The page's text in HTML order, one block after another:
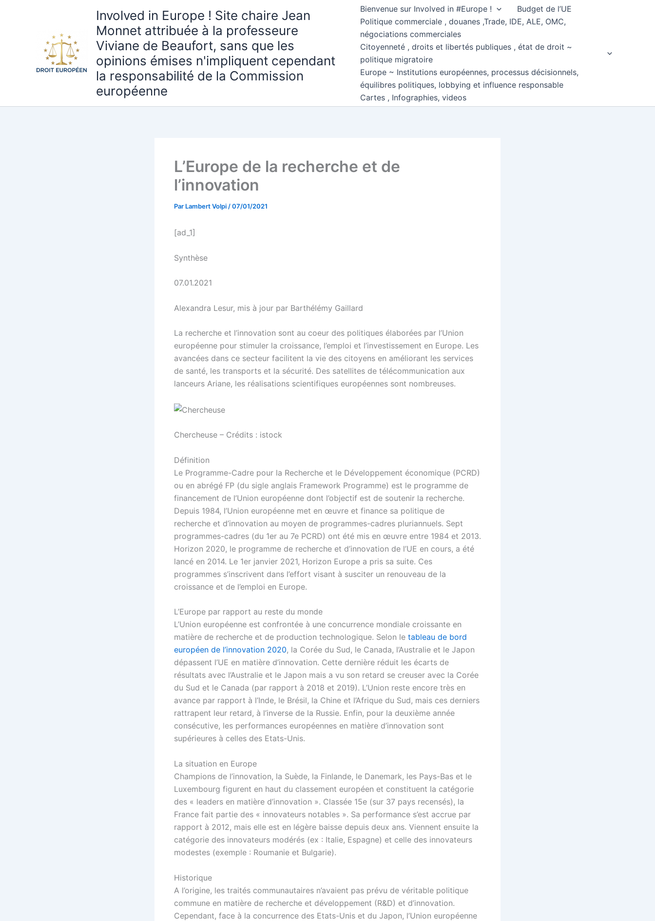
Involved in Europe ! Site chaire Jean
Monnet attribuée à la professeure
Viviane de Beaufort, sans que les
opinions émises n'impliquent cependant
la responsabilité de la Commission
européenne
Bienvenue sur Involved in #Europe !
Budget de l’UE
Politique commerciale , douanes ,Trade, IDE, ALE, OMC,
négociations commerciales
Citoyenneté , droits et libertés publiques , état de droit ~
politique migratoire
Europe ~ Institutions européennes, processus décisionnels,
équilibres politiques, lobbying et influence responsable
Cartes , Infographies, videos
L’Europe de la recherche et de
l’innovation
Par Lambert Volpi /07/01/2021
[ad_1]
Synthèse
07.01.2021
Alexandra Lesur, mis à jour par Barthélémy Gaillard
La recherche et l’innovation sont au coeur des politiques élaborées par l’Union
européenne pour stimuler la croissance, l’emploi et l’investissement en Europe. Les
avancées dans ce secteur facilitent la vie des citoyens en améliorant les services
de santé, les transports et la sécurité. Des satellites de télécommunication aux
lanceurs Ariane, les réalisations scientifiques européennes sont nombreuses.
Chercheuse – Crédits : istock
Définition
Le Programme-Cadre pour la Recherche et le Développement économique (PCRD)
ou en abrégé FP (du sigle anglais Framework Programme) est le programme de
financement de l’Union européenne dont l’objectif est de soutenir la recherche.
Depuis 1984, l’Union européenne met en œuvre et finance sa politique de
recherche et d’innovation au moyen de programmes-cadres pluriannuels. Sept
programmes-cadres (du 1er au 7e PCRD) ont été mis en œuvre entre 1984 et 2013.
Horizon 2020, le programme de recherche et d’innovation de l’UE en cours, a été
lancé en 2014. Le 1er janvier 2021, Horizon Europe a pris sa suite. Ces
programmes s’inscrivent dans l’effort visant à susciter un renouveau de la
croissance et de l’emploi en Europe.
L’Europe par rapport au reste du monde
L’Union européenne est confrontée à une concurrence mondiale croissante en
matière de recherche et de production technologique. Selon le tableau de bord
européen de l’innovation 2020, la Corée du Sud, le Canada, l’Australie et le Japon
dépassent l’UE en matière d’innovation. Cette dernière réduit les écarts de
résultats avec l’Australie et le Japon mais a vu son retard se creuser avec la Corée
du Sud et le Canada (par rapport à 2018 et 2019). L’Union reste encore très en
avance par rapport à l’Inde, le Brésil, la Chine et l’Afrique du Sud, mais ces derniers
rattrapent leur retard, à l’inverse de la Russie. Enfin, pour la deuxième année
consécutive, les performances européennes en matière d’innovation sont
supérieures à celles des Etats-Unis.
La situation en Europe
Champions de l’innovation, la Suède, la Finlande, le Danemark, les Pays-Bas et le
Luxembourg figurent en haut du classement européen et constituent la catégorie
des « leaders en matière d’innovation ». Classée 15e (sur 37 pays recensés), la
France fait partie des « innovateurs notables ». Sa performance s’est accrue par
rapport à 2012, mais elle est en légère baisse depuis deux ans. Viennent ensuite la
catégorie des innovateurs modérés (ex : Italie, Espagne) et celle des innovateurs
modestes (exemple : Roumanie et Bulgarie).
Historique
A l’origine, les traités communautaires n’avaient pas prévu de véritable politique
commune en matière de recherche et développement (R&D) et d’innovation.
Cependant, face à la concurrence des Etats-Unis et du Japon, l’Union européenne